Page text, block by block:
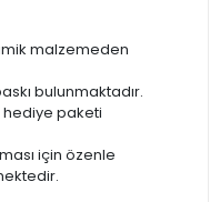
malzemeden
bulunmaktadır.
hediye paketi
için özenle